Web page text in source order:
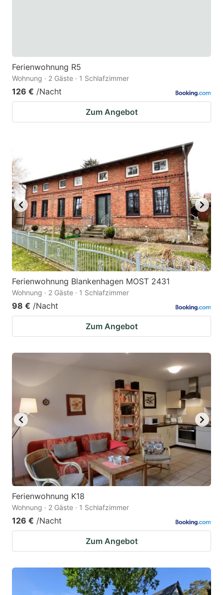
Ferienwohnung R5
Wohnung · 2 Gäste · 1 Schlafzimmer
126 € /Nacht
Zum Angebot
Ferienwohnung Blankenhagen MOST 2431
Wohnung · 2 Gäste · 1 Schlafzimmer
98 € /Nacht
Zum Angebot
Ferienwohnung K18
Wohnung · 2 Gäste · 1 Schlafzimmer
126 € /Nacht
Zum Angebot